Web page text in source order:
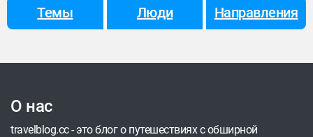
Темы Люди Направления
О нас
travelblog.cc - это блог о путешествиях с обширной